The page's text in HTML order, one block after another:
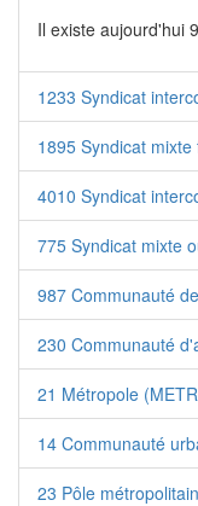
Il existe aujourd'hui
1233 Syndicat
1895 Syndicat
4010 Syndicat
775 Syndicat mixte
987 Communauté
230 Communauté
21 Métropole
14 Communauté
23 Pôle